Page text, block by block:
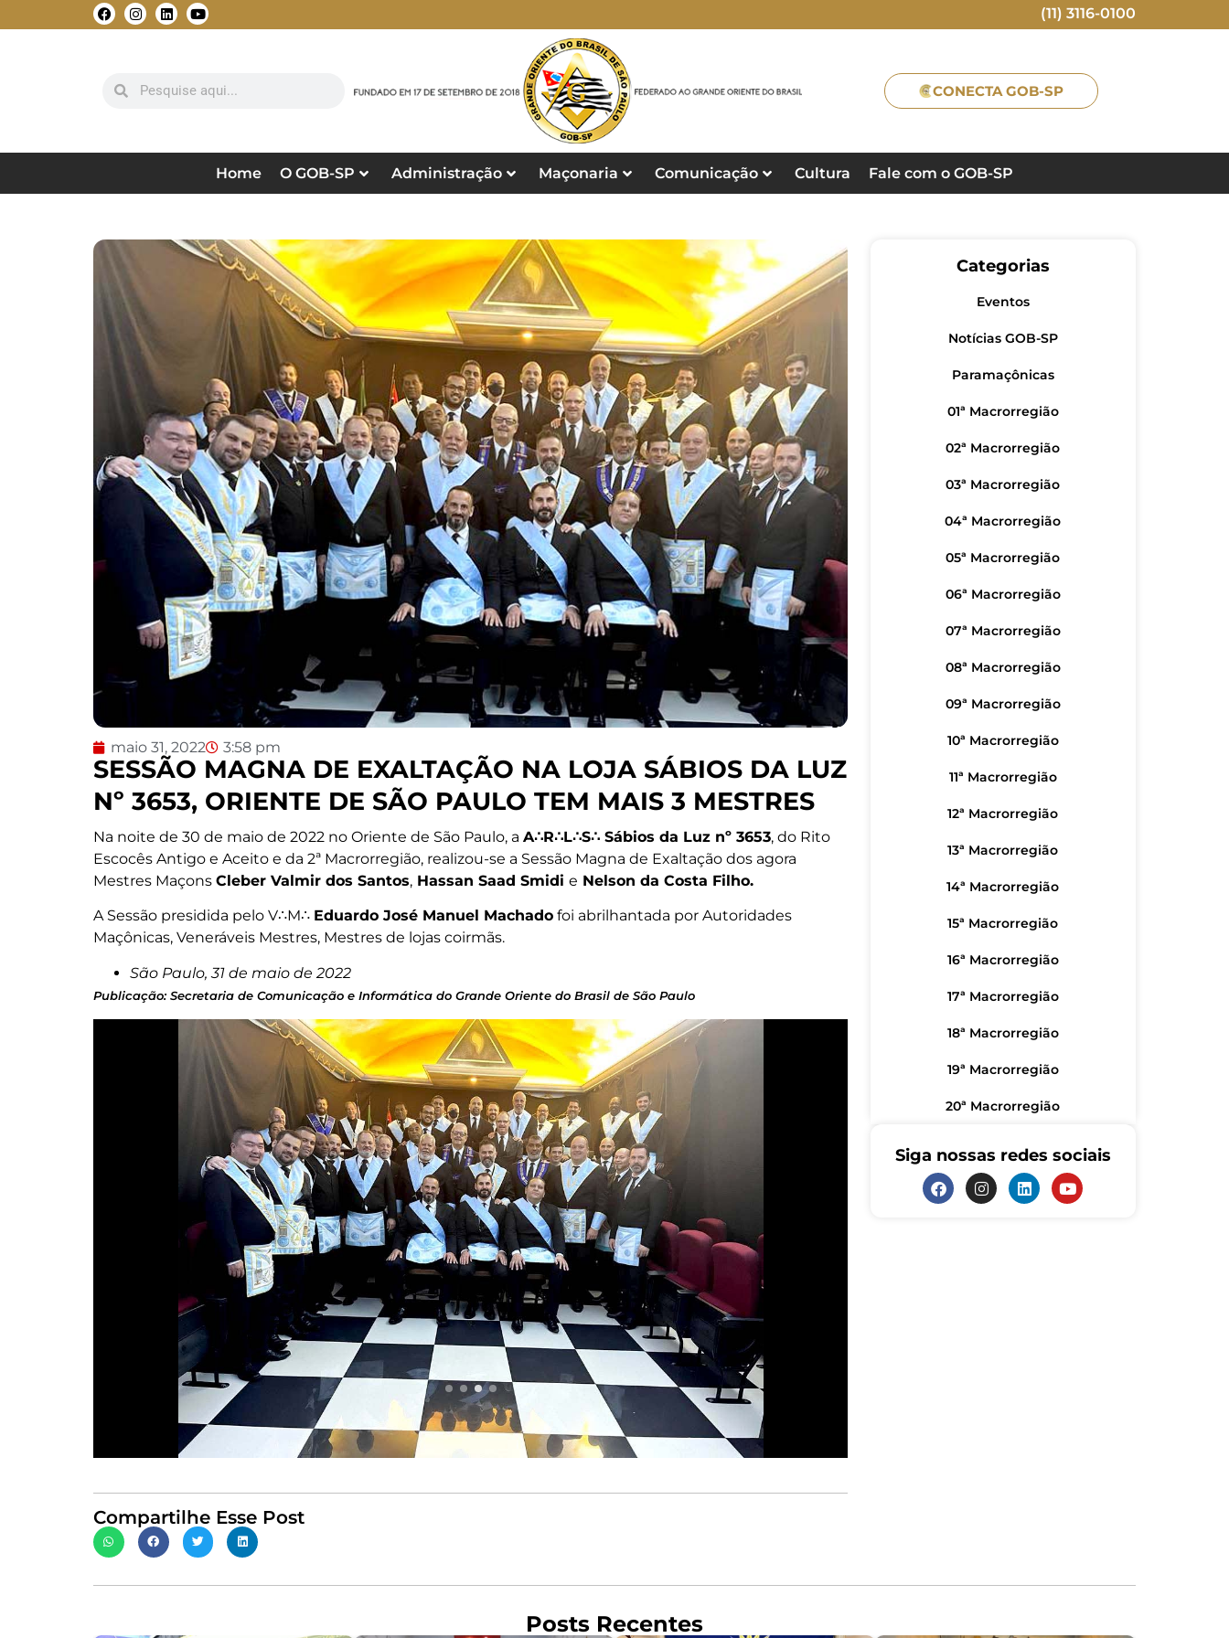
(11) 3116-0100
CONECTA GOB-SP
Home O GOB-SP Administração Maçonaria Comunicação Cultura Fale com o GOB-SP
maio 31, 2022 3:58 pm
SESSÃO MAGNA DE EXALTAÇÃO NA LOJA SÁBIOS DA LUZ
Nº 3653, ORIENTE DE SÃO PAULO TEM MAIS 3 MESTRES
Na noite de 30 de maio de 2022 no Oriente de São Paulo, a A∴R∴L∴S∴ Sábios da Luz nº 3653, do Rito
Escocês Antigo e Aceito e da 2ª Macrorregião, realizou-se a Sessão Magna de Exaltação dos agora
Mestres Maçons Cleber Valmir dos Santos, Hassan Saad Smidi e Nelson da Costa Filho.
A Sessão presidida pelo V∴M∴ Eduardo José Manuel Machado foi abrilhantada por Autoridades
Maçônicas, Veneráveis Mestres, Mestres de lojas coirmãs.
São Paulo, 31 de maio de 2022
Publicação: Secretaria de Comunicação e Informática do Grande Oriente do Brasil de São Paulo
Compartilhe Esse Post
Categorias
Eventos
Notícias GOB-SP
Paramaçônicas
01ª Macrorregião
02ª Macrorregião
03ª Macrorregião
04ª Macrorregião
05ª Macrorregião
06ª Macrorregião
07ª Macrorregião
08ª Macrorregião
09ª Macrorregião
10ª Macrorregião
11ª Macrorregião
12ª Macrorregião
13ª Macrorregião
14ª Macrorregião
15ª Macrorregião
16ª Macrorregião
17ª Macrorregião
18ª Macrorregião
19ª Macrorregião
20ª Macrorregião
Siga nossas redes sociais
Posts Recentes